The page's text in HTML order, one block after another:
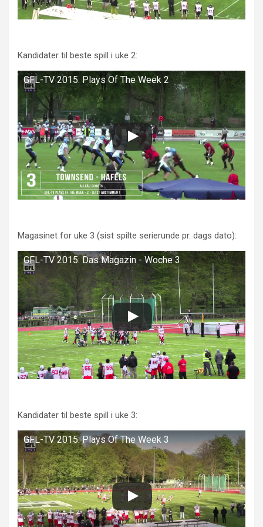
Kandidater til beste spill i uke 2:
GFL-TV 2015: Plays Of The Week 2
Magasinet for uke 3 (sist spilte serierunde pr. dags dato):
GFL-TV 2015: Das Magazin - Woche 3
Kandidater til beste spill i uke 3:
GFL-TV 2015: Plays Of The Week 3